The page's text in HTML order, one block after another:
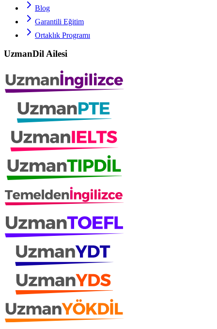
Blog
Garantili Eğitim
Ortaklık Programı
UzmanDil Ailesi